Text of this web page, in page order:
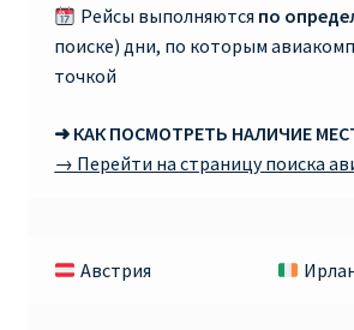
Рейсы выполняются по
поиске) дни, по которым
точкой
➜ КАК ПОСМОТРЕТЬ НАЛИЧИЕ
→ Перейти на страницу поиска
Австрия